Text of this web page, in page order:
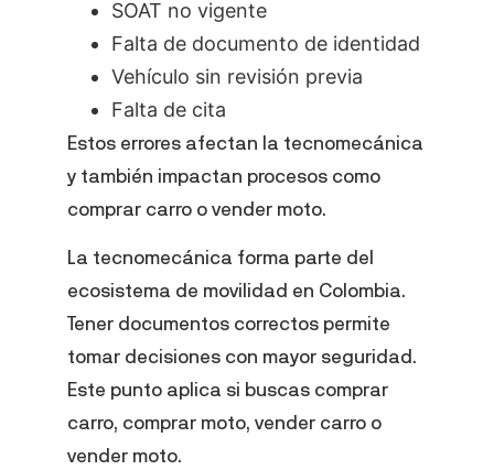
SOAT no vigente
Falta de documento de identidad
Vehículo sin revisión previa
Falta de cita
Estos errores afectan la tecnomecánica
y también impactan procesos como
comprar carro o vender moto.
La tecnomecánica forma parte del
ecosistema de movilidad en Colombia.
Tener documentos correctos permite
tomar decisiones con mayor seguridad.
Este punto aplica si buscas comprar
carro, comprar moto, vender carro o
vender moto.